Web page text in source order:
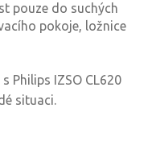
pouze do suchých
pokoje, ložnice
Philips IZSO CL620
situaci.